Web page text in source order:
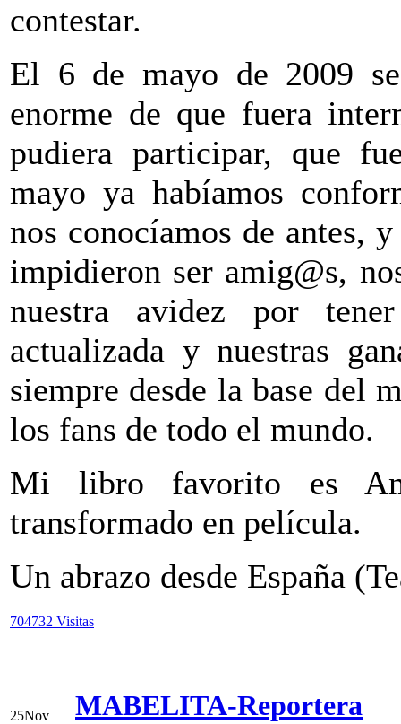
contestar.
El 6 de mayo de 2009
enorme de que fuera
pudiera participar, que
mayo ya habíamos
nos conocíamos de antes,
impidieron ser amig@s,
nuestra avidez por
actualizada y nuestras
siempre desde la base del
los fans de todo el mundo.
Mi libro favorito es
transformado en película.
Un abrazo desde España
704732 Visitas
25Nov MABELITA-Reportera